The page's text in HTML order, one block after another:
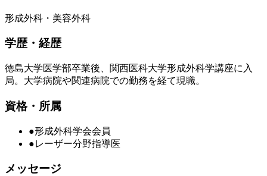
形成外科・美容外科
学歴・経歴
徳島大学医学部卒業後、関西医科大学形成外科学講座に入
局。大学病院や関連病院での勤務を経て現職。
資格・所属
●形成外科学会会員
●レーザー分野指導医
メッセージ